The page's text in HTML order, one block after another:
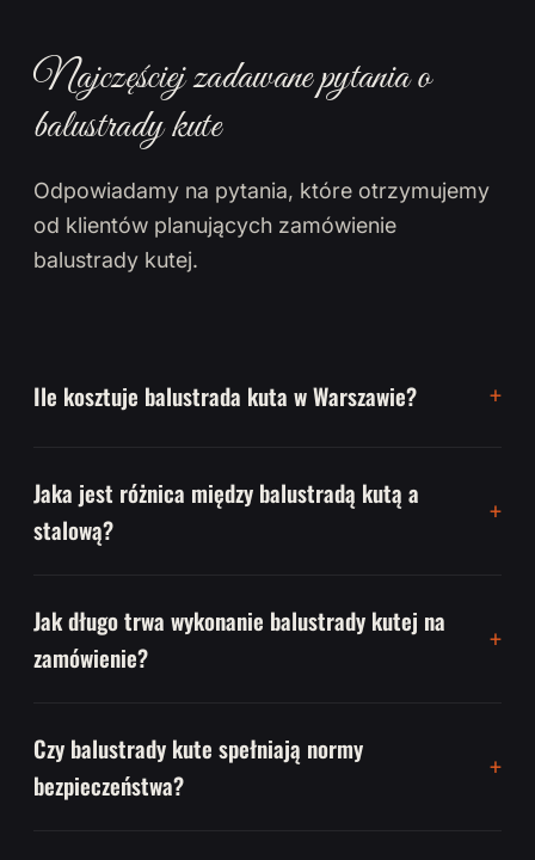
Najczęściej zadawane pytania o
balustrady kute
Odpowiadamy na pytania, które otrzymujemy
od klientów planujących zamówienie
balustrady kutej.
Ile kosztuje balustrada kuta w Warszawie?
Jaka jest różnica między balustradą kutą a
stalową?
Jak długo trwa wykonanie balustrady kutej na
zamówienie?
Czy balustrady kute spełniają normy
bezpieczeństwa?